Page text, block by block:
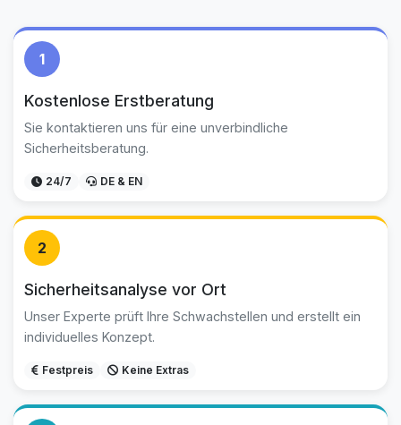
1
Kostenlose Erstberatung
Sie kontaktieren uns für eine unverbindliche
Sicherheitsberatung.
24/7 DE & EN
2
Sicherheitsanalyse vor Ort
Unser Experte prüft Ihre Schwachstellen und erstellt ein
individuelles Konzept.
Festpreis Keine Extras